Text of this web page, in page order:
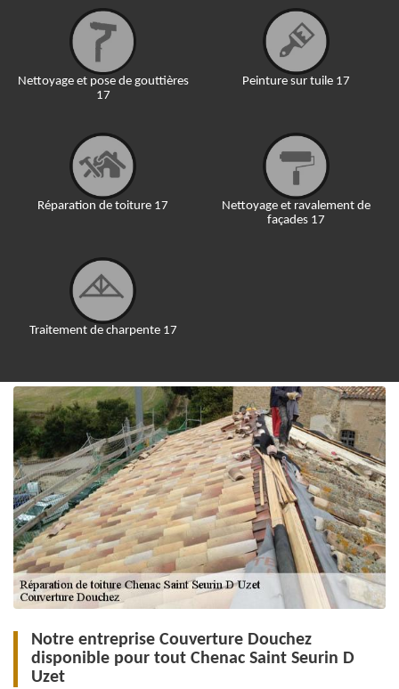
Nettoyage et pose de gouttières
17
Réparation de toiture 17
Traitement de charpente 17
Peinture sur tuile 17
Nettoyage et ravalement de
façades 17
Notre entreprise Couverture Douchez
disponible pour tout Chenac Saint Seurin D
Uzet